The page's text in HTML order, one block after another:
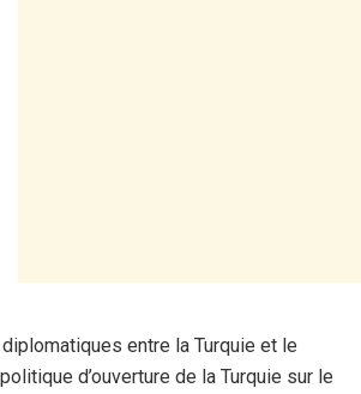
entre la Turquie et le
d’ouverture de la Turquie sur le